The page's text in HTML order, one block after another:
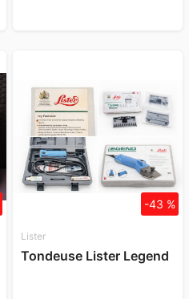
Lister
Tondeuse Lister Legend
-43 %